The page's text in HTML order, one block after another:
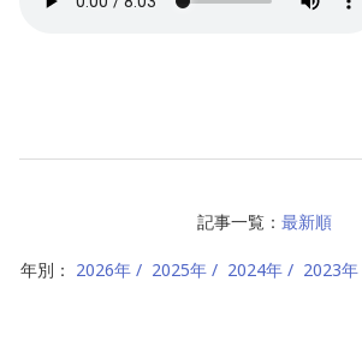
記事一覧： 最新順
年別： 2026年 2025年 2024年 2023年